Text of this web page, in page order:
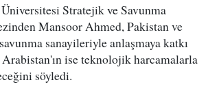
Stratejik ve Savunma
Mansoor Ahmed, Pakistan ve
sanayileriyle anlaşmaya katkı
ise teknolojik harcamalarla
söyledi.